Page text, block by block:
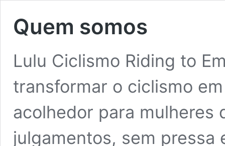
Quem somos
Lulu Ciclismo Riding to
transformar o ciclismo
acolhedor para mulheres
julgamentos, sem pressa